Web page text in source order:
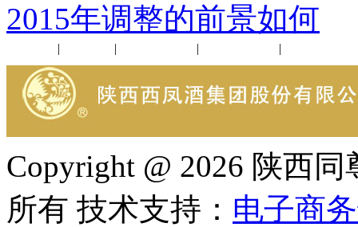
2015年调整的前景如何
| | | |
Copyright @ 2026 陕西
所有 技术支持： 电子商